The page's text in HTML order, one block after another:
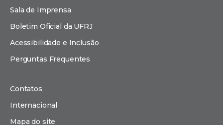
Sala de Imprensa
Boletim Oficial da UFRJ
Acessibilidade e Inclusão
Perguntas Frequentes
Contatos
Internacional
Mapa do site